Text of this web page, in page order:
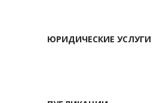
ЮРИДИЧЕСКИЕ УСЛУГИ